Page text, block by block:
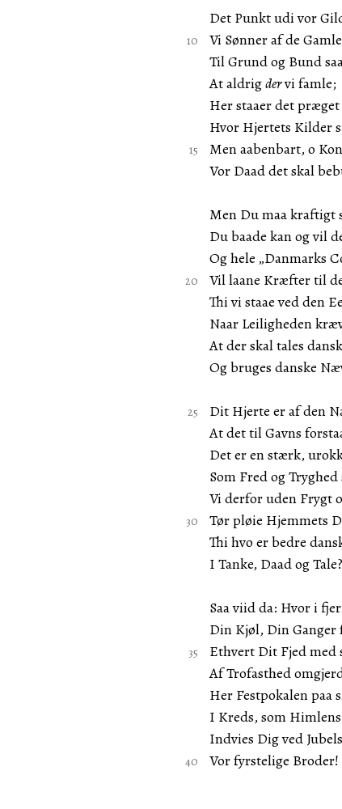
Det Punkt udi vor
Vi Sønner af de Gamle
Til Grund og Bund
At aldrigdervi famle;
Her staaer det
Hvor Hjertets Kilder
Men aabenbart, o
Vor Daad det skal
Men Du maa kraftigt
Du baade kan og vil
Og hele „Danmarks
Vil laane Kræfter til
Thi vi staae ved den
Naar Leiligheden
At der skal tales
Og bruges danske
Dit Hjerte er af den
At det til Gavns
Det er en stærk,
Som Fred og Tryghed
Vi derfor uden Frygt
Tør pløie Hjemmets
Thi hvo er bedre
I Tanke, Daad og Tale?
Saa viid da: Hvor i
Din Kjøl, Din Ganger
Ethvert Dit Fjed med
Af Trofasthed
Her Festpokalen paa
I Kreds, som
Indvies Dig ved
Vor fyrstelige Broder!